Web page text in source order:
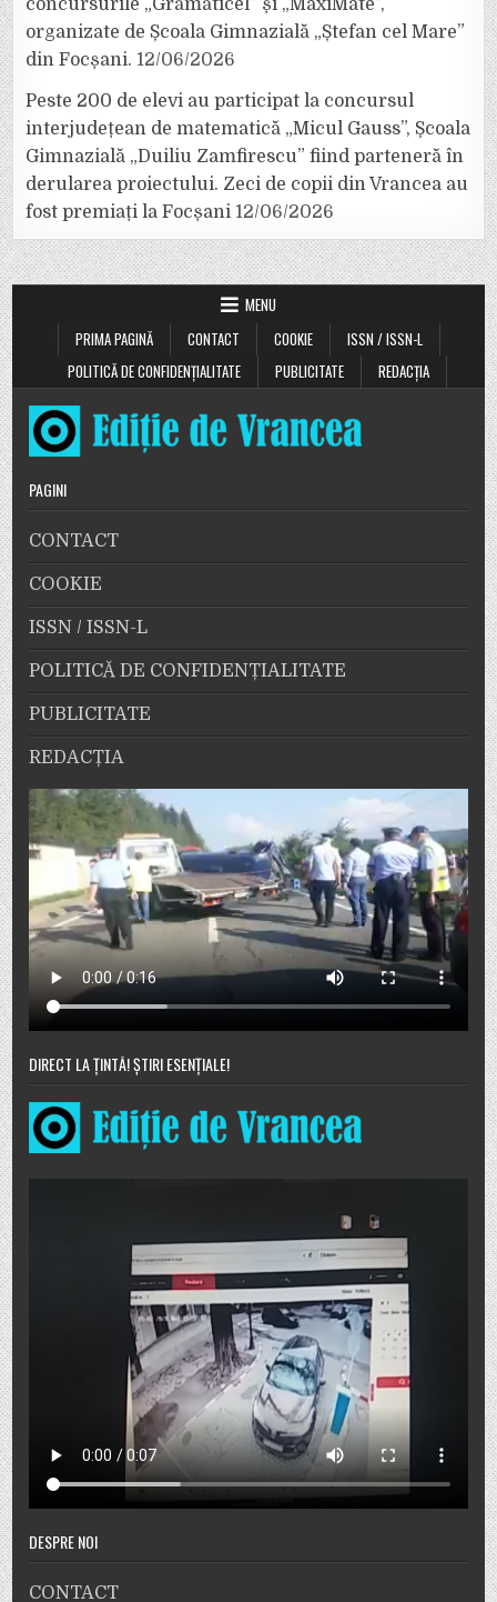
concursurile „Grămăticel” și „MaxiMate”,
organizate de Școala Gimnazială „Ștefan cel Mare”
din Focșani. 12/06/2026
Peste 200 de elevi au participat la concursul
interjudețean de matematică „Micul Gauss”, Școala
Gimnazială „Duiliu Zamfirescu” fiind parteneră în
derularea proiectului. Zeci de copii din Vrancea au
fost premiați la Focșani 12/06/2026
MENU
PRIMA PAGINĂ
CONTACT COOKIE
ISSN / ISSN-L
POLITICĂ DE CONFIDENȚIALITATE
PUBLICITATE REDACȚIA
PAGINI
CONTACT
COOKIE
ISSN / ISSN-L
POLITICĂ DE CONFIDENȚIALITATE
PUBLICITATE
REDACȚIA
DIRECT LA ȚINTĂ! ȘTIRI ESENȚIALE!
DESPRE NOI
CONTACT